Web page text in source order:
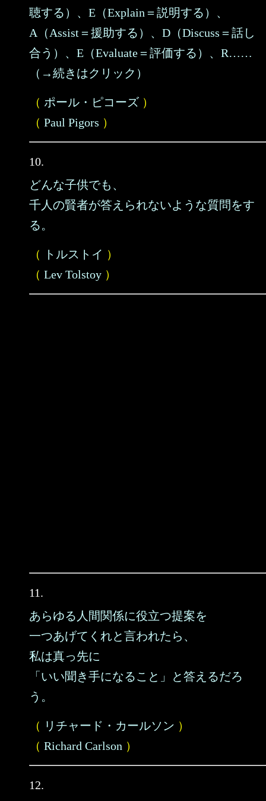
聴する）、E（Explain＝説明する）、
A（Assist＝援助する）、D（Discuss＝話し
合う）、E（Evaluate＝評価する）、R……
（→続きはクリック）
（ ポール・ピコーズ ）
（ Paul Pigors ）
10.
どんな子供でも、
千人の賢者が答えられないような質問をす
る。
（ トルストイ ）
（ Lev Tolstoy ）
11.
あらゆる人間関係に役立つ提案を
一つあげてくれと言われたら、
私は真っ先に
「いい聞き手になること」と答えるだろ
う。
（ リチャード・カールソン ）
（ Richard Carlson ）
12.